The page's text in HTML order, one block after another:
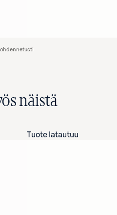
näistä
Tuote latautuu